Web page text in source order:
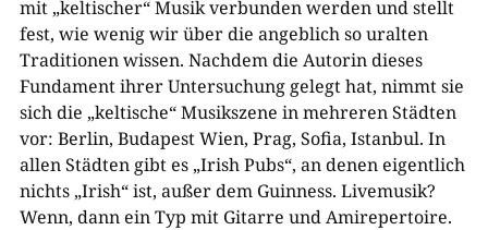
mit „keltischer“ Musik verbunden werden und stellt
fest, wie wenig wir über die angeblich so uralten
Traditionen wissen. Nachdem die Autorin dieses
Fundament ihrer Untersuchung gelegt hat, nimmt sie
sich die „keltische“ Musikszene in mehreren Städten
vor: Berlin, Budapest Wien, Prag, Sofia, Istanbul. In
allen Städten gibt es „Irish Pubs“, an denen eigentlich
nichts „Irish“ ist, außer dem Guinness. Livemusik?
Wenn, dann ein Typ mit Gitarre und Amirepertoire.